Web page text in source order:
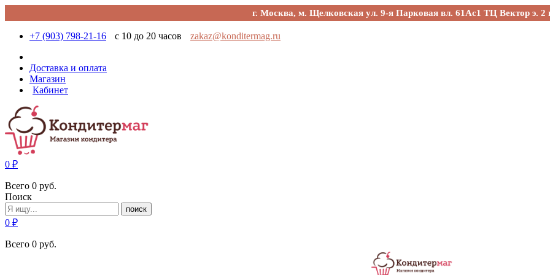
г. Москва, м. Щелковская ул. 9-я Парковая вл. 61Ас1 ТЦ Вектор э. 2
+7 (903) 798-21-16 с 10 до 20 часов zakaz@konditermag.ru
Доставка и оплата
Магазин
Кабинет
0 ₽
Всего 0 руб.
Поиск
поиск
0 ₽
Всего 0 руб.